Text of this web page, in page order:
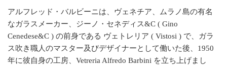
アルフレッド・バルビーニは、ヴェネチア、ムラノ島の有名
なガラスメーカー、ジーノ・セネディス&C ( Gino
Cenedese&C ) の前身である ヴェトレリア ( Vistosi ) で、ガラ
ス吹き職人のマスター及びデザイナーとして働いた後、1950
年に彼自身の工房、Vetreria Alfredo Barbini を立ち上げまし